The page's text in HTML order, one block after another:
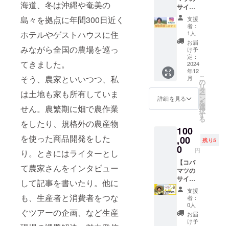
海道、冬は沖縄や奄美の
島々を拠点に年間300日近く
ホテルやゲストハウスに住
みながら全国の農場を巡っ
てきました。
そう、農家といいつつ、私
は土地も家も所有していま
せん。農繁期に畑で農作業
をしたり、規格外の農産物
を使った商品開発をした
り。ときにはライターとし
て農家さんをインタビュー
して記事を書いたり。他に
も、生産者と消費者をつな
ぐツアーの企画、など生産
りま
す。
ての確
認事項
▼ ※③
こちら
は任意
になり
ます。
支援時
にアカ
ウント
をお教
え下さ
い。
※④の発
月中の
予定で
す。ご
希望の
メール
アドレ
スに送
信させ
ていた
だきま
す。
※⑤は
メール
アドレ
スに送
信さ せ
ていた
だきま
す。 ④
こちら
は任意
になり
ます。
支援時
にアカ
ウント
え下さ
い。 ⑤
は2025
年1月～
2月の発
送を予
定して
いま
す。作
物の生
育状況
によ
熟成す
るとウ
グイス
色にな
り、頭
の産毛
が抜
け、 肩
の部分
が張
り、こ
れが最
高の状
態とさ
ます。
藏光農
園の青
梅は収
穫直後
に農家
から直
送する
ので、
ぎりぎ
りまで
熟成さ
甘い！
この感
動を皆
さんに
も味
わって
ほしい
です！
贈答用
にして
の美味
しさで
入した
方、絶
対芯捨
てない
でくだ
さ
い！！
品種は
お選び
いただ
けます
▼パイ
費は実
費にな
りま
す。 〇
リター
ン〇 ①
コバマ
ツサイ
ン入り
「フ
リーラ
家の働
き方と
礼の
メッ
セージ
③番外
編！コ
バマツ
手作
り、推
し農家
電子冊
子 （本
には登
会を楽
しみま
しょ
う！ 〇
リター
ン〇 ①
コバマ
ツサイ
ン入り
「フ
ンス農
家の働
冊 ②お
礼の
メッ
③番外
編！コ
バマツ
手作
り、推
し農家
電子冊
子 ④ク
の距離
感バグ
らせま
すw 期
間は令
和６年1
月～３
月の鹿
児島県
沖永良
部島
5月
道 田
植え
6月
梅収
穫 な
ど 〇リ
ターン
〇 ①コ
バマツ
サイン
コバマ
ツを１
時間好
きに
使って
くださ
い！ 〇
リター
ン〇 ①
コバマ
ツサイ
ン入り
家の働
き方と
は」１
冊 ②お
礼の
メッ
セージ
③番外
編！コ
バマツ
手作
り、推
サイン
入り書
籍1冊×
番外編
推し農
家電子
冊子×あ
なたの
農場PR
しま
す！】
人手募
集の記
事や、
のSNS
で農場
のPRを
流しま
す！ ※
原稿や
写真素
材など
はご提
供くだ
さい。
〇リ
支援
者：
1人
お届
け予
定：
2024
年12
月
詳細を見る
こ
の
リ
タ
ー
ン
を
選
択
す
る
100
,00
0 円
残り5
【コバ
マツの
サイン
入り書
籍1冊×
番外編
推し農
家電子
支援
者：
0人
お届
け予